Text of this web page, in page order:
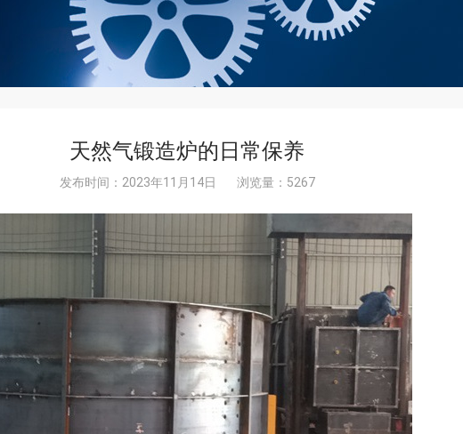
天然气锻造炉的日常保养
发布时间：2023年11月14日 浏览量：5267